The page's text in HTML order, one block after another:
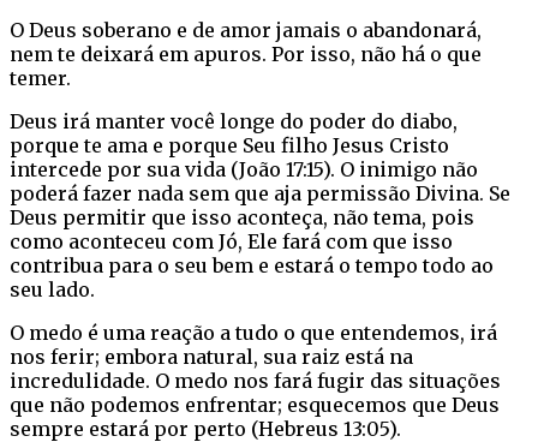
O Deus soberano e de amor jamais o abandonará,
nem te deixará em apuros. Por isso, não há o que
temer.
Deus irá manter você longe do poder do diabo,
porque te ama e porque Seu filho Jesus Cristo
intercede por sua vida (João 17:15). O inimigo não
poderá fazer nada sem que aja permissão Divina. Se
Deus permitir que isso aconteça, não tema, pois
como aconteceu com Jó, Ele fará com que isso
contribua para o seu bem e estará o tempo todo ao
seu lado.
O medo é uma reação a tudo o que entendemos, irá
nos ferir; embora natural, sua raiz está na
incredulidade. O medo nos fará fugir das situações
que não podemos enfrentar; esquecemos que Deus
sempre estará por perto (Hebreus 13:05).